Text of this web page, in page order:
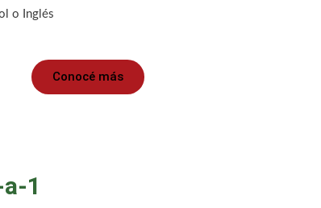
o Inglés
Conocé más
1